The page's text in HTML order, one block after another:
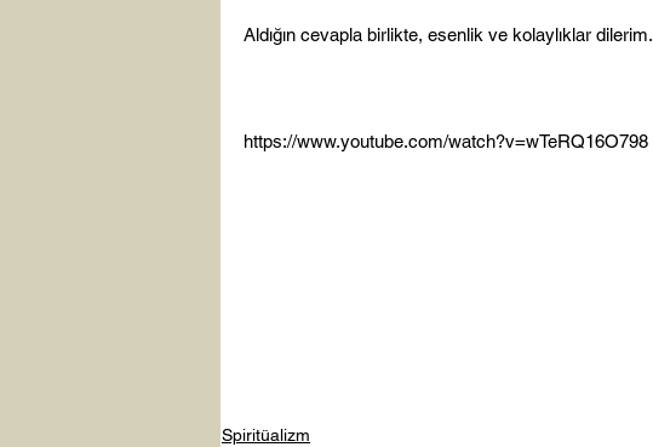
Aldığın cevapla birlikte, esenlik ve kolaylıklar dilerim.
https://www.youtube.com/watch?v=wTeRQ16O798
Spiritüalizm